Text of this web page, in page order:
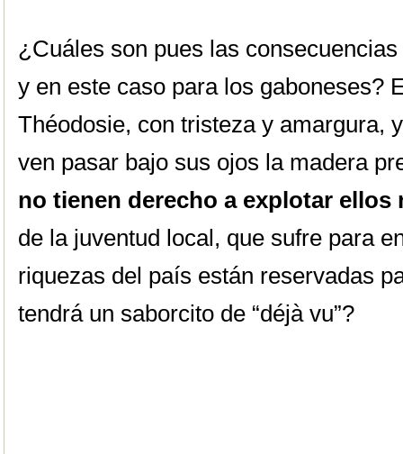
¿Cuáles son pues las
y en este caso para los gaboneses?
Théodosie, con tristeza y amargura,
ven pasar bajo sus ojos la madera
no tienen derecho a explotar ellos
de la juventud local, que sufre para
riquezas del país están reservadas
tendrá un saborcito de “déjà vu”?